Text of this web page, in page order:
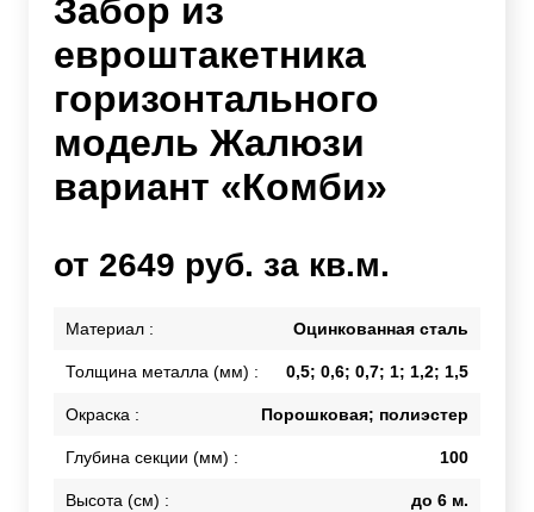
Забор из
евроштакетника
горизонтального
модель Жалюзи
вариант «Комби»
от 2649 руб. за кв.м.
Материал : Оцинкованная сталь
Толщина металла (мм) : 0,5; 0,6; 0,7; 1; 1,2; 1,5
Окраска : Порошковая; полиэстер
Глубина секции (мм) : 100
Высота (см) : до 6 м.